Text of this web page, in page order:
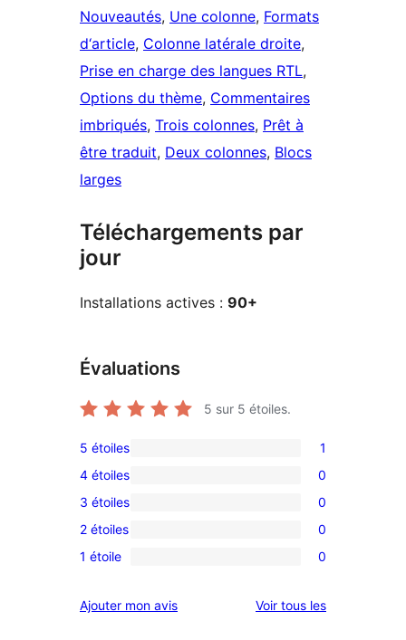
Nouveautés, Une colonne, Formats
d‘article, Colonne latérale droite
Prise en charge des langues RTL
Options du thème, Commentaires
imbriqués, Trois colonnes, Prêt à
être traduit, Deux colonnes, Blocs
larges
Téléchargements par
jour
Installations actives : 90+
Évaluations
5 sur 5 étoiles.
1
avis
à
5
étoile
5 étoiles 1
0
avis
à
4
4 étoiles 0
0
avis
à
étoile
3 étoiles 0
0
avis
2
2 étoiles 0
0
à
1 étoile 0
Ajouter mon avis Voir tous lesavis